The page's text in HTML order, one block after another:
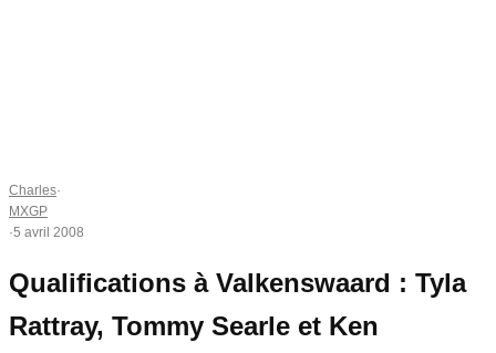
Charles·
MXGP
·5 avril 2008
Qualifications à Valkenswaard : Tyla
Rattray, Tommy Searle et Ken